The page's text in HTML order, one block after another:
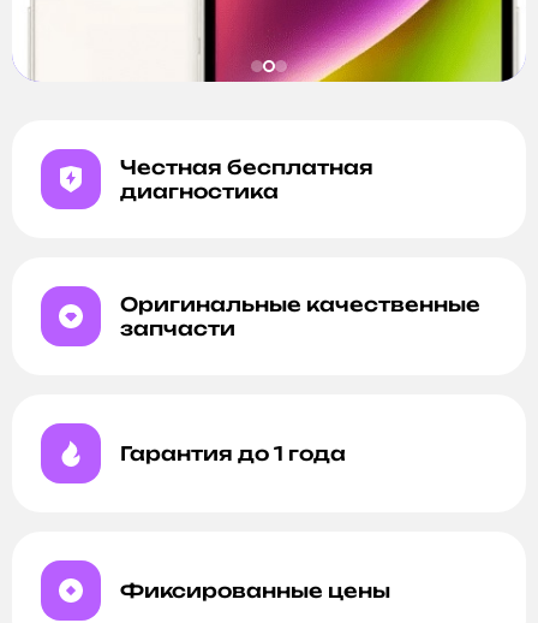
Честная бесплатная
диагностика
Оригинальные качественные
запчасти
Гарантия до 1 года
Фиксированные цены